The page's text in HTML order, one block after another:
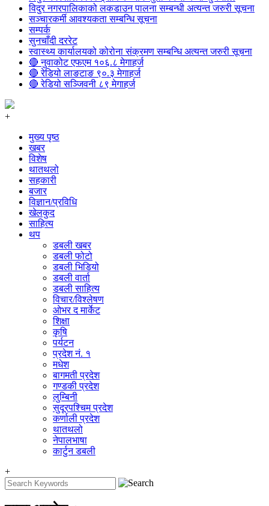
विदुर नगरपालिकाको लकडाउन पालना सम्बन्धी अत्यन्त जरुरी सूचना
सञ्चारकर्मी आवश्यकता सम्बन्धि सूचना
सम्पर्क
सुनचाँदी दररेट
स्वास्थ्य कार्यालयको कोरोना संक्रमण सम्बन्धि अत्यन्त जरुरी सूचना
🔴 नुवाकोट एफएम १०६.८ मेगाहर्ज
🔴 रेडियो लाङटाङ ९०.३ मेगाहर्ज
🔴 रेडियो सञ्जिवनी ८९ मेगाहर्ज
+
मुख्य पृष्ठ
खबर
विशेष
थातथलो
सहकारी
बजार
विज्ञान/प्रविधि
खेलकुद
साहित्य
थप
डबली खबर
डबली फोटो
डबली भिडियो
डबली वार्ता
डबली साहित्य
विचार/विश्‍लेषण
ओभर द मार्केट
शिक्षा
कृषि
पर्यटन
प्रदेश नं. १
मधेश
बागमती प्रदेश
गण्डकी प्रदेश
लुम्बिनी
सुदूरपश्चिम प्रदेश
कर्णाली प्रदेश
थातथलो
नेपालभाषा
कार्टुन डबली
+